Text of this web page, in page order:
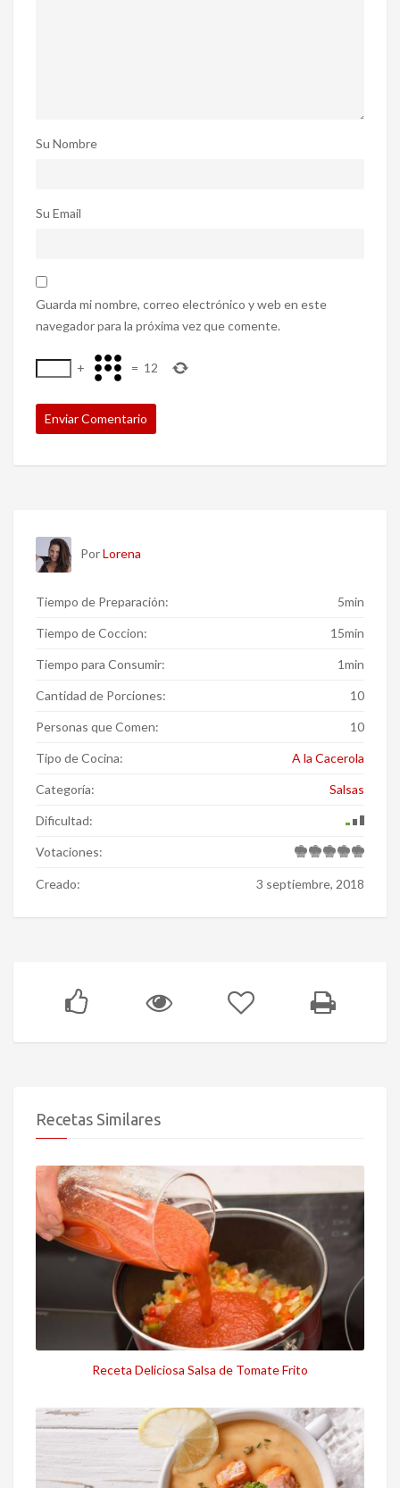
Su Nombre
Su Email
Guarda mi nombre, correo electrónico y web en este
navegador para la próxima vez que comente.
+ = 12
PorLorena
Tiempo de Preparación: 5min
Tiempo de Coccion: 15min
Tiempo para Consumir: 1min
Cantidad de Porciones: 10
Personas que Comen: 10
Tipo de Cocina: A la Cacerola
Categoría: Salsas
Dificultad:
Votaciones:
Creado: 3 septiembre, 2018
Recetas Similares
Receta Deliciosa Salsa de Tomate Frito